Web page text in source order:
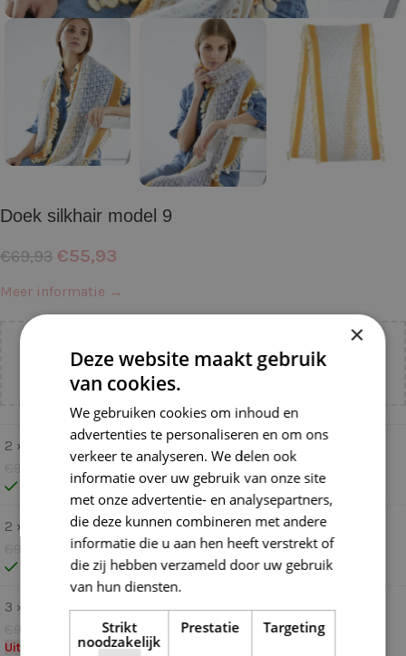
Doek silkhair model 9
€69,93 €55,93
Meer informatie →
Voeg nog€55,00toe voor gratis verzending binnen
2 ×
Lana Grossa Silkhair 146 Amber
Op voorraad
2 ×
Lana Grossa Silkhair 052 Ecru
7,99
Op voorraad
3 ×
Lana Grossa Silkhair 041 Zilvergrijs
Uitverkocht
×
Deze website maakt gebruik
van cookies.
We gebruiken cookies om inhoud en
advertenties te personaliseren en om ons
verkeer te analyseren. We delen ook
informatie over uw gebruik van onze site
met onze advertentie- en analysepartners,
die deze kunnen combineren met andere
informatie die u aan hen heeft verstrekt of
die zij hebben verzameld door uw gebruik
van hun diensten.
Strikt
noodzakelijk
Prestatie Targeting